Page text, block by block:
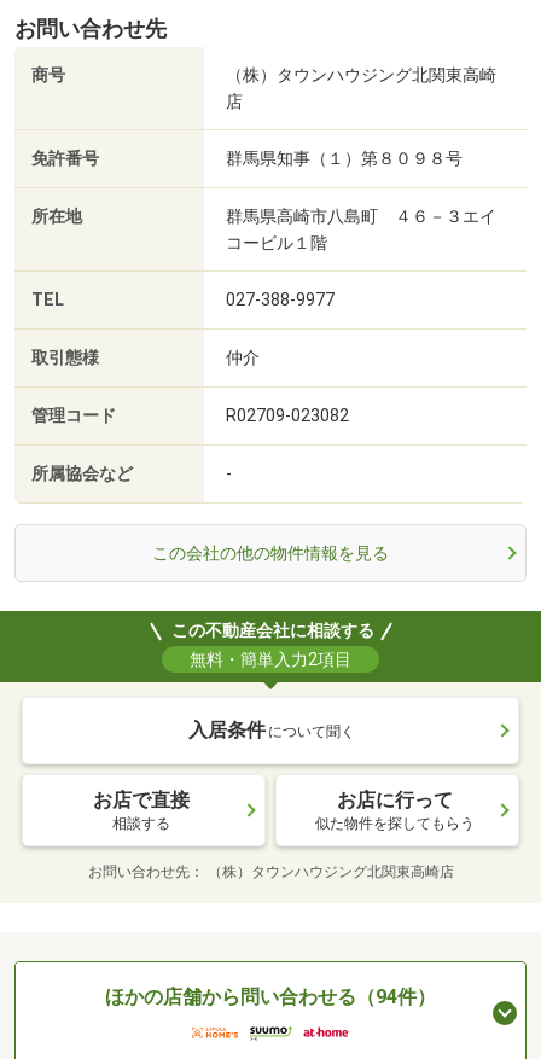
お問い合わせ先
商号
（株）タウンハウジング北関東高崎
店
免許番号 群馬県知事（１）第８０９８号
所在地
群馬県高崎市八島町 ４６－３エイ
コービル１階
TEL 027-388-9977
取引態様 仲介
管理コード R02709-023082
所属協会など -
この会社の他の物件情報を見る
この不動産会社に相談する
無料・簡単入力2項目
入居条件 について聞く
お店で直接
相談する
お店に行って
似た物件を探してもらう
お問い合わせ先 （株）タウンハウジング北関東高崎店
ほかの店舗から問い合わせる（94件）